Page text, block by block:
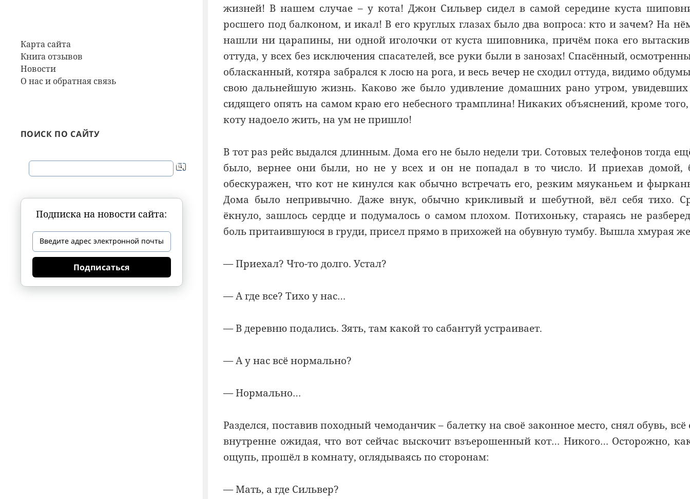
Карта сайта
Книга отзывов
Новости
О нас и обратная связь
ПОИСК ПО САЙТУ
Подписка на новости сайта:
Подписаться
жизней! В нашем случае – у кота! Джон Сильвер сидел в самой середине куста
росшего под балконом, и икал! В его круглых глазах было два вопроса: кто и зачем? На
нашли ни царапины, ни одной иголочки от куста шиповника, причём пока его
оттуда, у всех без исключения спасателей, все руки были в занозах! Спасённый,
обласканный, котяра забрался к лосю на рога, и весь вечер не сходил оттуда, видимо
свою дальнейшую жизнь. Каково же было удивление домашних рано утром, увидевших
сидящего опять на самом краю его небесного трамплина! Никаких объяснений, кроме того,
коту надоело жить, на ум не пришло!
В тот раз рейс выдался длинным. Дома его не было недели три. Сотовых телефонов тогда
было, вернее они были, но не у всех и он не попадал в то число. И приехав домой,
обескуражен, что кот не кинулся как обычно встречать его, резким мяуканьем и
Дома было непривычно. Даже внук, обычно крикливый и шебутной, вёл себя тихо.
ёкнуло, зашлось сердце и подумалось о самом плохом. Потихоньку, стараясь не
боль притаившуюся в груди, присел прямо в прихожей на обувную тумбу. Вышла хмурая
— Приехал? Что-то долго. Устал?
— А где все? Тихо у нас…
— В деревню подались. Зять, там какой то сабантуй устраивает.
— А у нас всё нормально?
— Нормально…
Разделся, поставив походный чемоданчик – балетку на своё законное место, снял обувь,
внутренне ожидая, что вот сейчас выскочит взъерошенный кот… Никого… Осторожно,
ощупь, прошёл в комнату, оглядываясь по сторонам:
— Мать, а где Сильвер?